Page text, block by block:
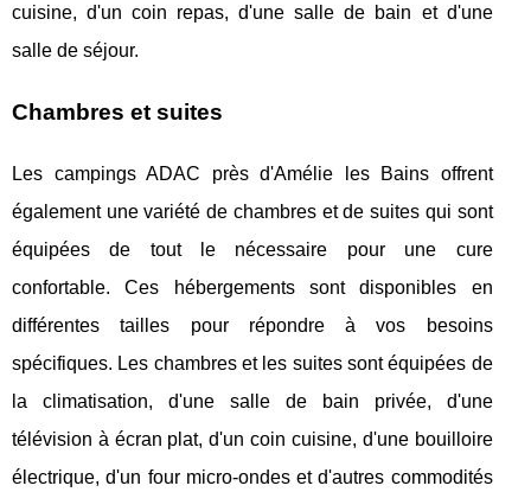
cuisine, d'un coin repas, d'une salle de bain et d'une
salle de séjour.
Chambres et suites
Les campings ADAC près d'Amélie les Bains offrent
également une variété de chambres et de suites qui sont
équipées de tout le nécessaire pour une cure
confortable. Ces hébergements sont disponibles en
différentes tailles pour répondre à vos besoins
spécifiques. Les chambres et les suites sont équipées de
la climatisation, d'une salle de bain privée, d'une
télévision à écran plat, d'un coin cuisine, d'une bouilloire
électrique, d'un four micro-ondes et d'autres commodités